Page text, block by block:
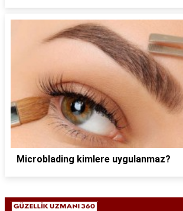
Microblading kimlere uygulanmaz?